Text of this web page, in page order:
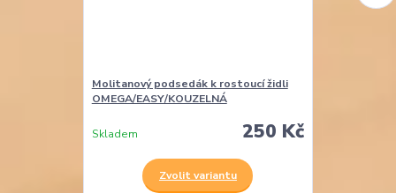
Molitanový podsedák k rostoucí židli
OMEGA/EASY/KOUZELNÁ
250 Kč
Skladem
Zvolit variantu